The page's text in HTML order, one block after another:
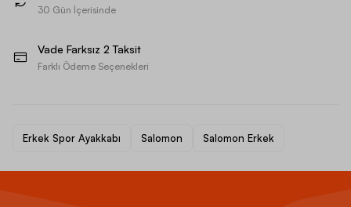
30 Gün İçerisinde
Vade Farksız 2 Taksit
Farklı Ödeme Seçenekleri
Erkek Spor Ayakkabı Salomon Salomon Erkek